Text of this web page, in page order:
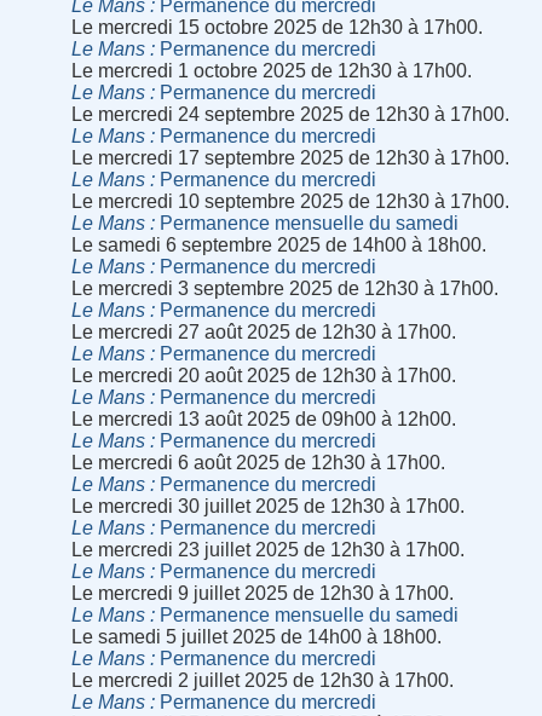
Le Mans
Permanence du mercredi
Le mercredi 15 octobre 2025 de 12h30 à 17h00.
Le Mans
Permanence du mercredi
Le mercredi 1 octobre 2025 de 12h30 à 17h00.
Le Mans
Permanence du mercredi
Le mercredi 24 septembre 2025 de 12h30 à 17h00.
Le Mans
Permanence du mercredi
Le mercredi 17 septembre 2025 de 12h30 à 17h00.
Le Mans
Permanence du mercredi
Le mercredi 10 septembre 2025 de 12h30 à 17h00.
Le Mans
Permanence mensuelle du samedi
Le samedi 6 septembre 2025 de 14h00 à 18h00.
Le Mans
Permanence du mercredi
Le mercredi 3 septembre 2025 de 12h30 à 17h00.
Le Mans
Permanence du mercredi
Le mercredi 27 août 2025 de 12h30 à 17h00.
Le Mans
Permanence du mercredi
Le mercredi 20 août 2025 de 12h30 à 17h00.
Le Mans
Permanence du mercredi
Le mercredi 13 août 2025 de 09h00 à 12h00.
Le Mans
Permanence du mercredi
Le mercredi 6 août 2025 de 12h30 à 17h00.
Le Mans
Permanence du mercredi
Le mercredi 30 juillet 2025 de 12h30 à 17h00.
Le Mans
Permanence du mercredi
Le mercredi 23 juillet 2025 de 12h30 à 17h00.
Le Mans
Permanence du mercredi
Le mercredi 9 juillet 2025 de 12h30 à 17h00.
Le Mans
Permanence mensuelle du samedi
Le samedi 5 juillet 2025 de 14h00 à 18h00.
Le Mans
Permanence du mercredi
Le mercredi 2 juillet 2025 de 12h30 à 17h00.
Le Mans
Permanence du mercredi